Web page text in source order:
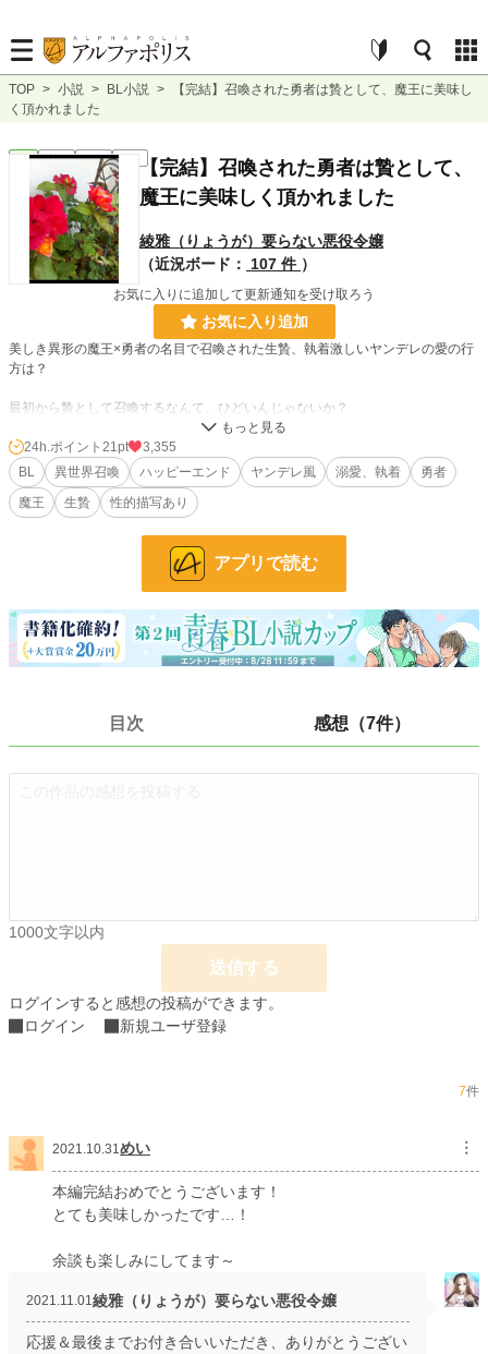
TOP > 小説 > BL小説 >
【完結】召喚された勇者は贄として、魔王に美味し
く頂かれました
BL 完結 短編
【完結】召喚された勇者は贄として、
魔王に美味しく頂かれました
綾雅（りょうが）要らない悪役令嬢
（近況ボード：
107 件 ）
お気に入りに追加して更新通知を受け取ろう
お気に入り追加
美しき異形の魔王×勇者の名目で召喚された生贄、執着激しいヤンデレの愛の行
方は？
最初から贄として召喚するなんて、ひどいんじゃないか？
人生に何の不満もなく生きてきた俺は、突然異世界に召喚された。
よくある話なのか？ 正直帰りたい。勇者として呼ばれたのに、碌な装備もない
まま魔王を鎮める贄として差し出され、美味しく頂かれてしまった。美しい異形
の魔王はなぜか俺に執着し、閉じ込めて溺愛し始める。ひたすら優しい魔王に、
徐々に俺も絆されていく。もういっか、帰れなくても……。
【同時掲載】 小説家になろう、アルファポリス、エブリスタ
2021/10/03 エブリスタ、BLカテゴリー 1位
BL 6,435 位 / 31,417 件
初回公開日時 2021.09.28 20:12
週間ポイント 196 pt (25,220 位)
24h.ポイント 21pt
3,355
BL
異世界召喚 ハッピーエンド ヤンデレ風 溺愛、執着
勇者
魔王
生贄 性的描写あり
アプリで読む
目次 感想（7件）
1000文字以内
送信する
ログインすると感想の投稿ができます。
ログイン
新規ユーザ登録
7件
2021.10.31めい ︙
本編完結おめでとうございます！
とても美味しかったです…！
余談も楽しみにしてます～
2021.11.01綾雅（りょうが）要らない悪役令嬢
応援＆最後までお付き合いいただき、ありがとうござい